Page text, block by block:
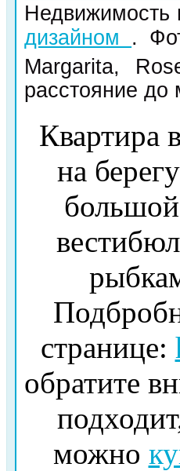
Недвижимость
дизайном .
Margarita,
расстояние до
Квартира
на
странице:
обратите
можно